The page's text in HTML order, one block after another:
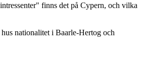
finns det på Cypern, och vilka
hus nationalitet i Baarle-Hertog och